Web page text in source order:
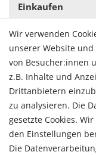
Einkaufen
Zahlungsarten
Versandarten & -
Widerrufsrecht
Vertrag widerrufen
Konto
Login
Registrieren
Warenkorb
Zur Kasse
Wir verwenden
unserer Website
von Besucher:innen
z.B. Inhalte und
Drittanbietern
zu analysieren. Die
gesetzte Cookies.
den Einstellungen
Die